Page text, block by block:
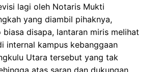
lagi oleh Notaris Mukti
yang diambil pihaknya,
biasa disapa, lantaran miris melihat
internal kampus kebanggaan
Utara tersebut yang tak
atas saran dan dukungan